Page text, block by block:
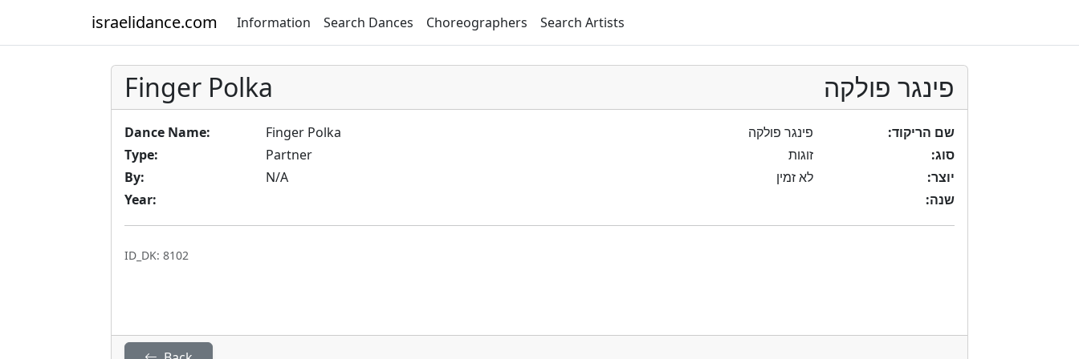
israelidance.com Information Search Dances Choreographers Search Artists
Finger Polka פינגר פולקה
Dance Name:
Finger Polka
Type:
Partner
By:
N/A
Year:
שם הריקוד:
פינגר פולקה
סוג:
זוגות
יוצר:
לא זמין
שנה:
ID_DK: 8102